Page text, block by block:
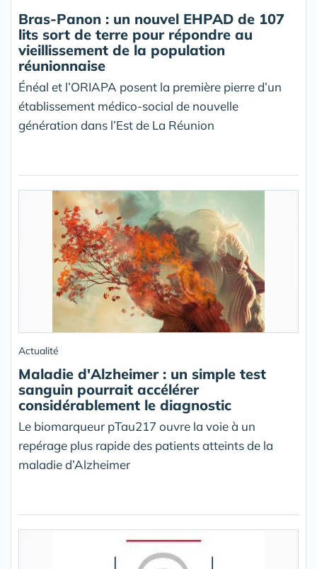
Bras-Panon : un nouvel EHPAD de 107
lits sort de terre pour répondre au
vieillissement de la population
réunionnaise
Énéal et l’ORIAPA posent la première pierre d’un
établissement médico-social de nouvelle
génération dans l’Est de La Réunion
Actualité
Maladie d'Alzheimer : un simple test
sanguin pourrait accélérer
considérablement le diagnostic
Le biomarqueur pTau217 ouvre la voie à un
repérage plus rapide des patients atteints de la
maladie d’Alzheimer